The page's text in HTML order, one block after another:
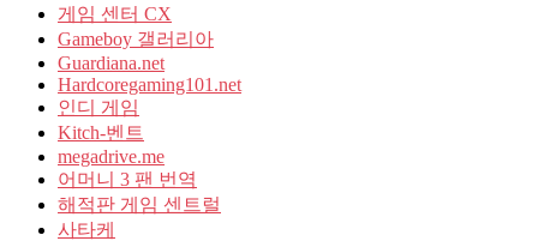
게임 센터 CX
Gameboy 갤러리아
Guardiana.net
Hardcoregaming101.net
인디 게임
Kitch-벤트
megadrive.me
어머니 3 팬 번역
해적판 게임 센트럴
사타케